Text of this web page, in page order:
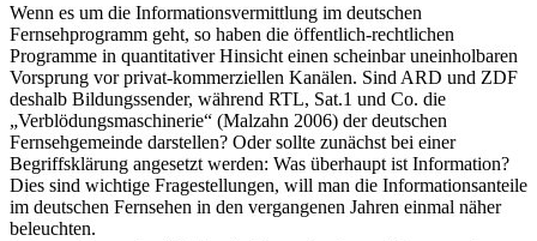
Wenn es um die Informationsvermittlung im deutschen
Fernsehprogramm geht, so haben die öffentlich-rechtlichen
Programme in quantitativer Hinsicht einen scheinbar uneinholbaren
Vorsprung vor privat-kommerziellen Kanälen. Sind ARD und ZDF
deshalb Bildungssender, während RTL, Sat.1 und Co. die
„Verblödungsmaschinerie“ (Malzahn 2006) der deutschen
Fernsehgemeinde darstellen? Oder sollte zunächst bei einer
Begriffsklärung angesetzt werden: Was überhaupt ist Information?
Dies sind wichtige Fragestellungen, will man die Informationsanteile
im deutschen Fernsehen in den vergangenen Jahren einmal näher
beleuchten.